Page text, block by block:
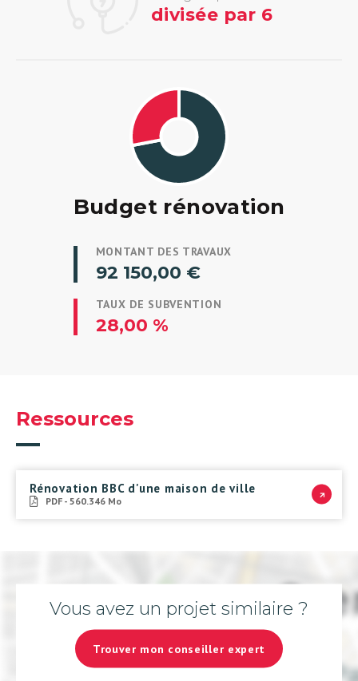
divisée par 6
Budget rénovation
MONTANT DES TRAVAUX
92 150,00 €
TAUX DE SUBVENTION
28,00 %
Ressources
Rénovation BBC d'une maison de ville
PDF - 560.346 Mo
Vous avez un projet similaire ?
Trouver mon conseiller expert